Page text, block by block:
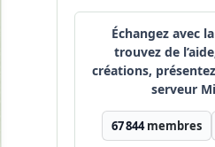
Échangez avec
trouvez de
créations,
serveur
67 844membres